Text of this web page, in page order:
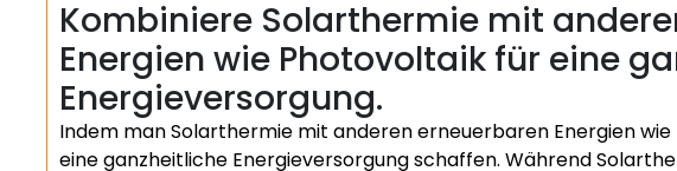
Kombiniere Solarthermie mit
Energien wie Photovoltaik für eine
Energieversorgung.
Indem man Solarthermie mit anderen erneuerbaren Energien
eine ganzheitliche Energieversorgung schaffen. Während